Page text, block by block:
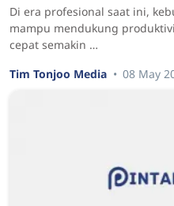
Di era profesional saat ini,
mampu mendukung
cepat semakin …
Tim Tonjoo Media
08 May